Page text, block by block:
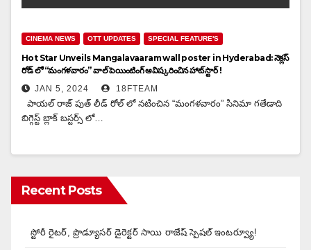
CINEMA NEWS OTT UPDATES SPECIAL FEATURE'S
Hot Star Unveils Mangalavaaram wall poster in Hyderabad: నెక్లస్
రోడ్ లో “మంగళవారం” వాల్ పెయింటింగ్ ఆవిష్కరించిన హాట్ స్టార్ !
JAN 5, 2024 18FTEAM
పాయల్ రాజ్ పుత్ లీడ్ రోల్ లో నటించిన “మంగళవారం” సినిమా గతేడాది
బిగ్గెస్ట్ బ్లాక్ బస్టర్స్ లో…
Recent Posts
స్టోరీ రైటర్, ప్రొడ్యూసర్ డైరెక్టర్ సాయి రాజేష్ స్పెషల్ ఇంటర్వ్యూ!